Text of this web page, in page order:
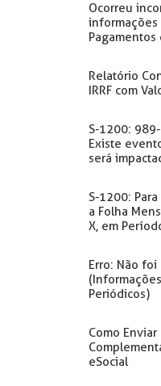
Ocorreu
informações
Relatório
IRRF com
S-1200:
Existe
será
S-1200:
a Folha
X, em
Erro: Não
Periódicos)
Como
eSocial